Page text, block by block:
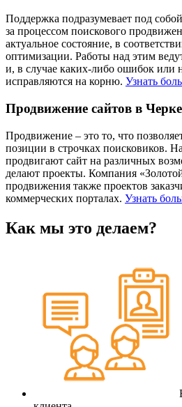
Поддержка подразумевает под
за процессом поискового
актуальное состояние, в
оптимизации. Работы над этим
и, в случае каких-либо ошибок или
исправляются на корню. Узнать
Продвижение сайтов в
Продвижение – это то, что
позиции в строчках поисковиков.
продвигают сайт на различных
делают проекты. Компания
продвижения также проектов
коммерческих порталах. Узнать
Как мы это делаем?